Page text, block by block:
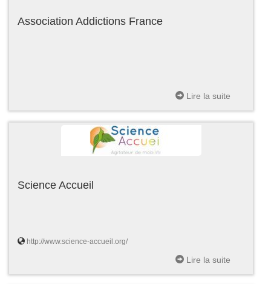
Association Addictions France
Lire la suite
Science Accueil
http://www.science-accueil.org/
Lire la suite